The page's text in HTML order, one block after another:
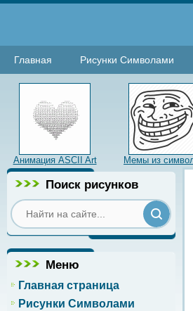
Главная Рисунки Символами
Анимация ASCII Art Мемы из
Поиск рисунков
Меню
Главная страница
Рисунки Символами